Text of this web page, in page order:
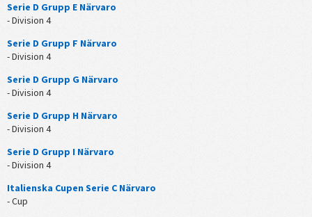
Serie D Grupp E Närvaro
- Division 4
Serie D Grupp F Närvaro
- Division 4
Serie D Grupp G Närvaro
- Division 4
Serie D Grupp H Närvaro
- Division 4
Serie D Grupp I Närvaro
- Division 4
Italienska Cupen Serie C Närvaro
- Cup